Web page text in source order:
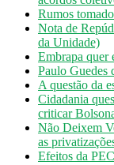
Rumos
Nota de
da Unidade)
Embrapa quer
Paulo Guedes
A questão da
Cidadania
criticar
Não Deixem
as
Efeitos da